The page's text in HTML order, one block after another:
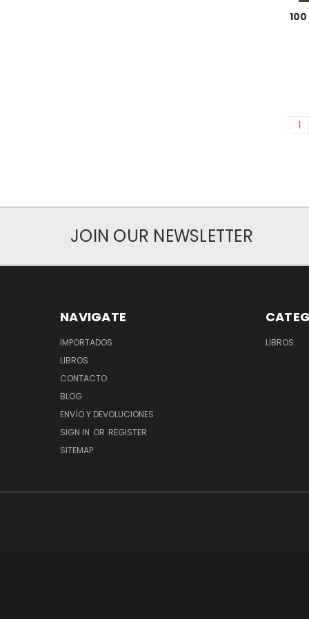
1
JOIN OUR NEWSLETTER
NAVIGATE
IMPORTADOS
LIBROS
CONTACTO
BLOG
ENVÍO Y DEVOLUCIONES
SIGN IN OR REGISTER
SITEMAP
LIBROS